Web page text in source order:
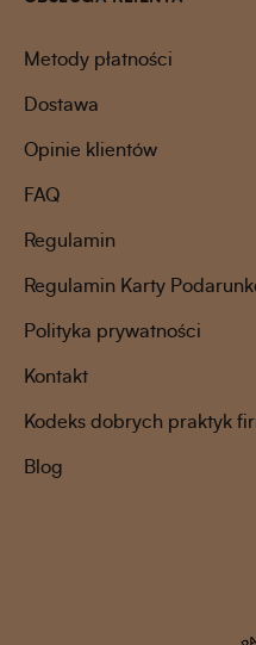
Metody płatności
Dostawa
Opinie klientów
FAQ
Regulamin
Regulamin Karty
Polityka prywatności
Kontakt
Kodeks dobrych praktyk
Blog